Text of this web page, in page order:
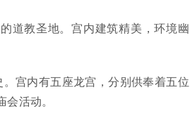
道教圣地。宫内建筑精美，环境幽
宫内有五座龙宫，分别供奉着五位
活动。